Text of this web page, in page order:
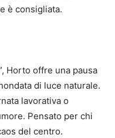
è consigliata.
Horto offre una pausa
di luce naturale.
lavorativa o
Pensato per chi
del centro.